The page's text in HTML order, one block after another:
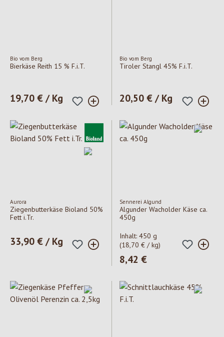
Bio vom Berg
Bierkäse Reith 15 % F.i.T.
Regulärer Preis:
19,70 € / Kg
Bio vom Berg
Tiroler Stangl 45% F.i.T.
Regulärer Preis:
20,50 € / Kg
Aurora
Ziegenbutterkäse Bioland 50%
Fett i.Tr.
Regulärer Preis:
33,90 € / Kg
Sennerei Algund
Algunder Wacholder Käse ca.
450g
Inhalt: 450 g
(18,70 € / kg)
Regulärer Preis:
8,42 €